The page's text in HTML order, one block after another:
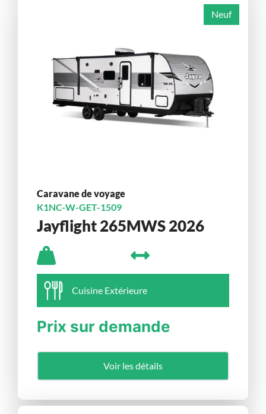
Neuf
Caravane de voyage
K1NC-W-GET-1509
Jayflight 265MWS 2026
Cuisine Extérieure
Prix sur demande
Voir les détails